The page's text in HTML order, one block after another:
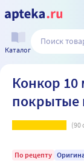
Каталог
Конкор 10
покрытые
(90
По рецепту